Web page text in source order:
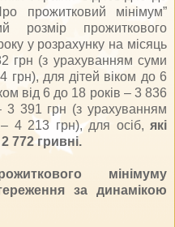
прожитковий мінімум”
розмір прожиткового
у розрахунку на місяць
грн (з урахуванням суми
грн), для дітей віком до 6
від 6 до 18 років – 3 836
3 391 грн (з урахуванням
4 213 грн), для осіб, які
772 гривні.
мінімуму
за динамікою